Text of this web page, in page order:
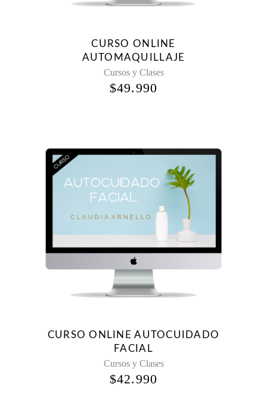
CURSO ONLINE
AUTOMAQUILLAJE
Cursos y Clases
$49.990
CURSO ONLINE AUTOCUIDADO
FACIAL
Cursos y Clases
$42.990